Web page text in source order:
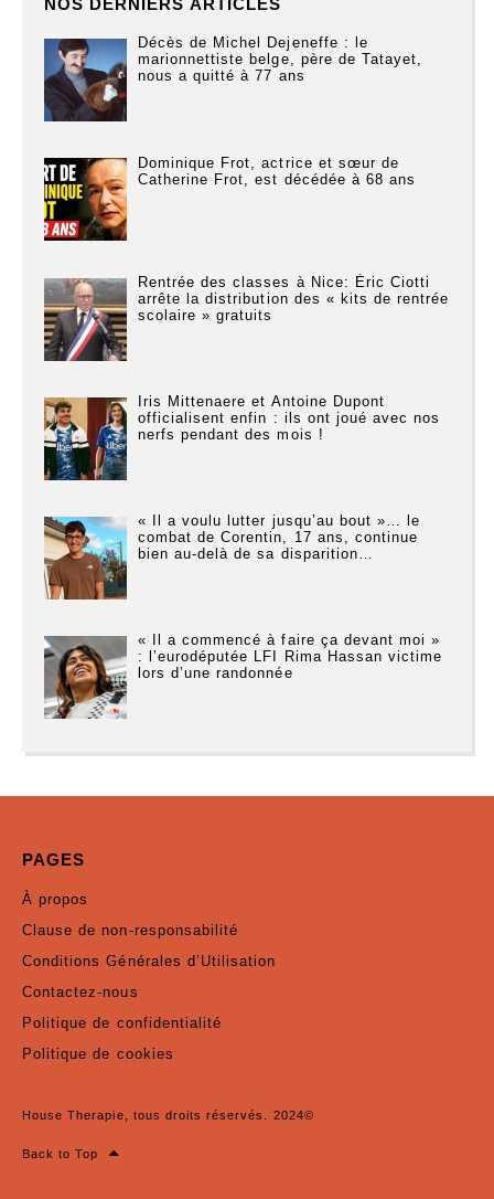
NOS DERNIERS ARTICLES
Décès de Michel Dejeneffe : le
marionnettiste belge, père de Tatayet,
nous a quitté à 77 ans
Dominique Frot, actrice et sœur de
Catherine Frot, est décédée à 68 ans
Rentrée des classes à Nice: Éric Ciotti
arrête la distribution des « kits de rentrée
scolaire » gratuits
Iris Mittenaere et Antoine Dupont
officialisent enfin : ils ont joué avec nos
nerfs pendant des mois !
« Il a voulu lutter jusqu’au bout »… le
combat de Corentin, 17 ans, continue
bien au-delà de sa disparition…
« Il a commencé à faire ça devant moi »
: l’eurodéputée LFI Rima Hassan victime
lors d’une randonnée
PAGES
À propos
Clause de non-responsabilité
Conditions Générales d’Utilisation
Contactez-nous
Politique de confidentialité
Politique de cookies
House Therapie, tous droits réservés. 2024©
Back to Top